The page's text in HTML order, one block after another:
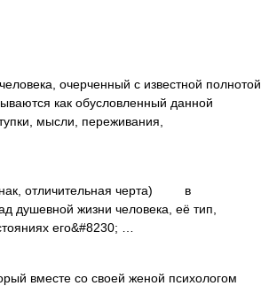
очерченный с известной полнотой
как обусловленный данной
мысли, переживания,
отличительная черта) в
душевной жизни человека, её тип,
его&#8230; …
вместе со своей женой психологом